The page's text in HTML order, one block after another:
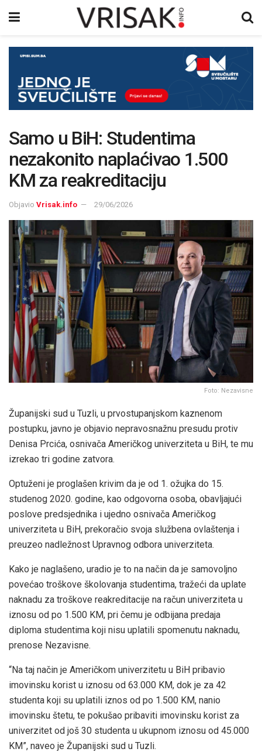
Samo u BiH: Studentima
nezakonito naplaćivao 1.500
KM za reakreditaciju
Objavio Vrisak.info 29/06/2026
Foto: Nezavisne
Županijski sud u Tuzli, u prvostupanjskom kaznenom
postupku, javno je objavio nepravosnažnu presudu protiv
Denisa Prcića, osnivača Američkog univerziteta u BiH, te mu
izrekao tri godine zatvora.
Optuženi je proglašen krivim da je od 1. ožujka do 15.
studenog 2020. godine, kao odgovorna osoba, obavljajući
poslove predsjednika i ujedno osnivača Američkog
univerziteta u BiH, prekoračio svoja službena ovlaštenja i
preuzeo nadležnost Upravnog odbora univerziteta.
Kako je naglašeno, uradio je to na način da je samovoljno
povećao troškove školovanja studentima, tražeći da uplate
naknadu za troškove reakreditacije na račun univerziteta u
iznosu od po 1.500 KM, pri čemu je odbijana predaja
diploma studentima koji nisu uplatili spomenutu naknadu,
prenose Nezavisne.
“Na taj način je Američkom univerzitetu u BiH pribavio
imovinsku korist u iznosu od 63.000 KM, dok je za 42
studenta koji su uplatili iznos od po 1.500 KM, nanio
imovinsku štetu, te pokušao pribaviti imovinsku korist za
univerzitet od još 30 studenta u ukupnom iznosu od 45.000
KM”, naveo je Županijski sud u Tuzli.